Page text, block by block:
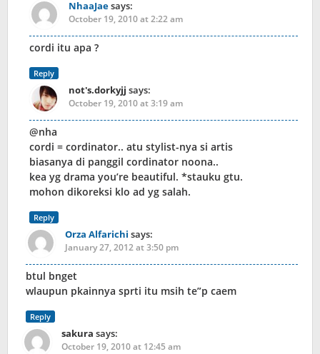
NhaaJaesays:
October 19, 2010 at 2:22 am
cordi itu apa ?
Reply
not's.dorkyjj says:
October 19, 2010 at 3:19 am
@nha
cordi = cordinator.. atu stylist-nya si artis
biasanya di panggil cordinator noona..
kea yg drama you’re beautiful. *stauku gtu.
mohon dikoreksi klo ad yg salah.
Reply
Orza Alfarichi says:
January 27, 2012 at 3:50 pm
btul bnget
wlaupun pkainnya sprti itu msih te”p caem
Reply
sakura says:
October 19, 2010 at 12:45 am